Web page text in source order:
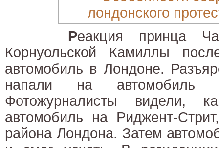
Реакция принца
Корнуольской Камиллы
автомобиль в Лондоне.
напали на автомобиль
Фотожурналисты видели,
автомобиль на Риджент-
района Лондона. Затем